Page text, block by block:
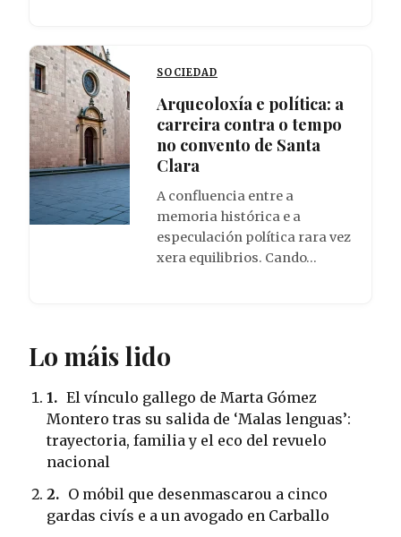
SOCIEDAD
Arqueoloxía e política: a
carreira contra o tempo
no convento de Santa
Clara
A confluencia entre a
memoria histórica e a
especulación política rara vez
xera equilibrios. Cando…
Lo máis lido
1. El vínculo gallego de Marta Gómez
Montero tras su salida de ‘Malas lenguas’:
trayectoria, familia y el eco del revuelo
nacional
2. O móbil que desenmascarou a cinco
gardas civís e a un avogado en Carballo